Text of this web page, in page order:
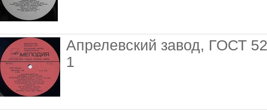
Апрелевский завод, ГОСТ
1